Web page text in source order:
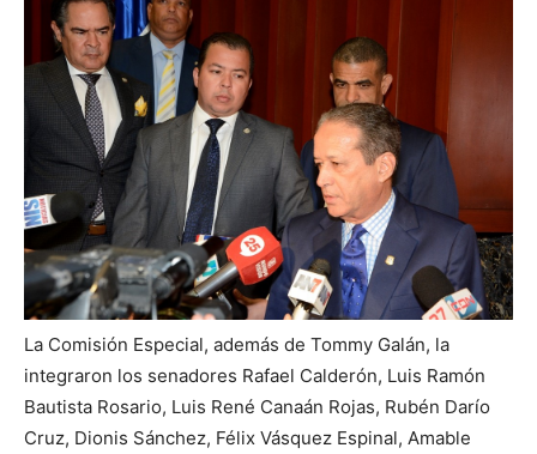
La Comisión Especial, además de Tommy Galán, la
integraron los senadores Rafael Calderón, Luis Ramón
Bautista Rosario, Luis René Canaán Rojas, Rubén Darío
Cruz, Dionis Sánchez, Félix Vásquez Espinal, Amable